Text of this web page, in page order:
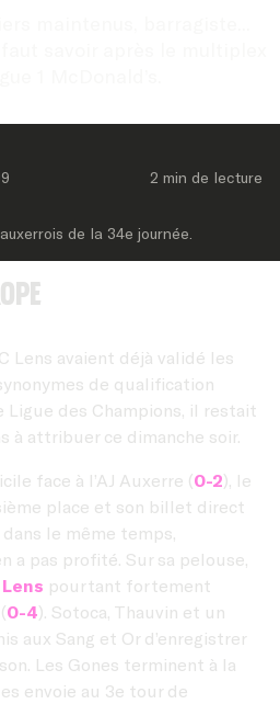
2 min de lecture
de la 34e journée.
Lens avaient déjà validé les
de qualification
Ligue des Champions, il restait
à attribuer ce dimanche soir.
face à l’AJ Auxerre (0-2), le
place et son billet direct
dans le même temps,
a pas profité. Sur sa pelouse,
Lens pourtant fortement
0-4). Sotoca, Thauvin et un
aux Sang et Or d’enregistrer
Les Gones terminent à la
envoie au 3e tour de